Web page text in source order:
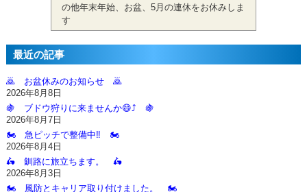
の他年末年始、お盆、5月の連休をお休みしま
す
最近の記事
🙇‍ お盆休みのお知らせ 🙇‍
2026年8月8日
🍇 ブドウ狩りに来ませんか😄⤴️ 🍇
2026年8月7日
🏍️ 急ピッチで整備中‼️ 🏍️
2026年8月4日
🛵 釧路に旅立ちます。 🛵
2026年8月3日
🏍️ 風防とキャリア取り付けました。 🏍️